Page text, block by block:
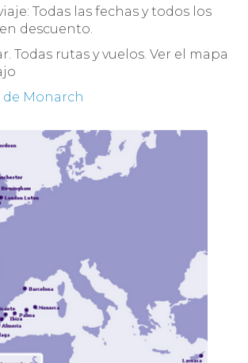
Todas las fechas y todos los
descuento.
Todas rutas y vuelos. Ver el mapa
Monarch